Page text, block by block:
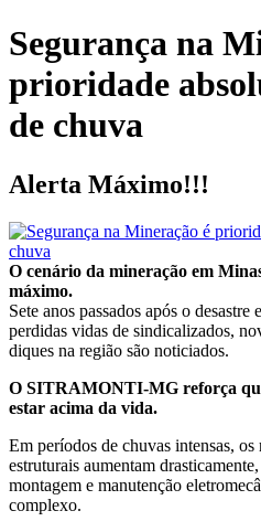
Segurança na
prioridade
de chuva
Alerta Máximo!!!
O cenário da mineração em
máximo.
Sete anos passados após o
perdidas vidas de sindicalizados,
diques na região são noticiados.
O SITRAMONTI-MG reforça
estar acima da vida.
Em períodos de chuvas intensas,
estruturais aumentam
montagem e manutenção
complexo.